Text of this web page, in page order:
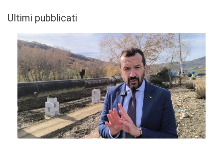
Ultimi pubblicati